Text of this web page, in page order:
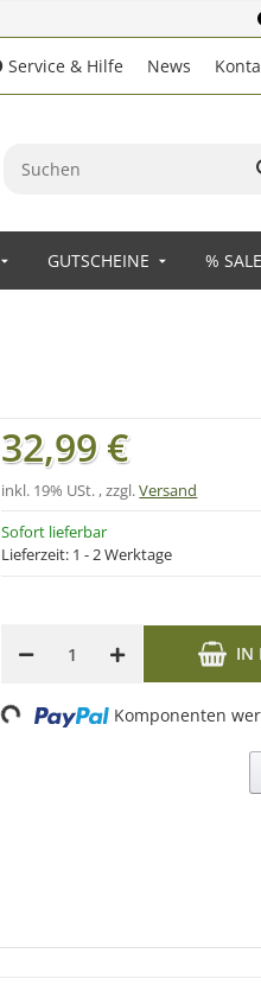
Service & Hilfe News
GUTSCHEINE %
Sofort lieferbar
Lieferzeit: 1 - 2 Werktage
32,99 €
inkl. 19% USt. , zzgl.Versand
IN
Loading... Komponenten